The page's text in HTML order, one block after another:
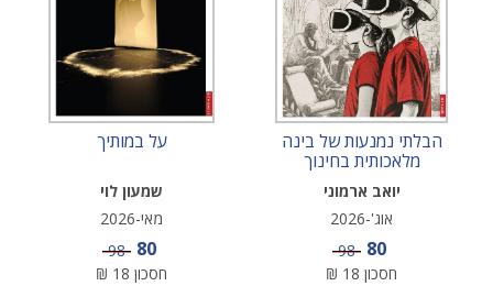
הבלתי נמנעות של בינה
מלאכותית בחינוך
יואב ארמוני
אוג'-2026
מחיר מבצע
80 מחיר
98
חסכון 18
₪
על במותיך
שמעון לוי
מאי-2026
מחיר מבצע
80 מחיר
98
חסכון 18
₪